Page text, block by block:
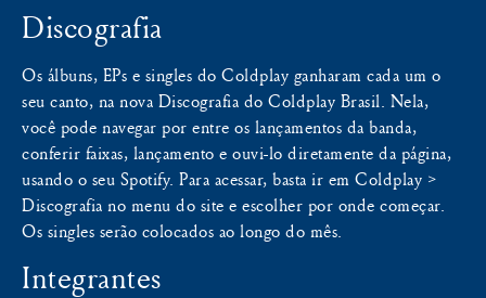
Discografia
Os álbuns, EPs e singles do Coldplay ganharam cada um o
seu canto, na nova Discografia do Coldplay Brasil. Nela,
você pode navegar por entre os lançamentos da banda,
conferir faixas, lançamento e ouvi-lo diretamente da página,
usando o seu Spotify. Para acessar, basta ir em Coldplay >
Discografia no menu do site e escolher por onde começar.
Os singles serão colocados ao longo do mês.
Integrantes